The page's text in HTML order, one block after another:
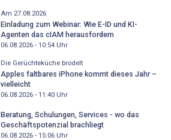
Am 27.08.2026
Einladung zum Webinar: Wie E-ID und KI-
Agenten das cIAM herausfordern
06.08.2026 - 10:54Uhr
Die Gerüchteküche brodelt
Apples faltbares iPhone kommt dieses Jahr –
vielleicht
06.08.2026 - 11:40Uhr
Beratung, Schulungen, Services - wo das
Geschäftspotenzial brachliegt
06.08.2026 - 15:06Uhr